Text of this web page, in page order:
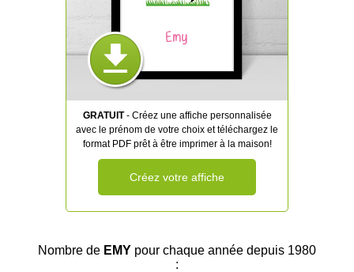
Emy
GRATUIT- Créez une affiche personnalisée
avec le prénom de votre choix et téléchargez le
format PDF prêt à être imprimer à la maison!
Créez votre affiche
Nombre de EMYpour chaque année depuis 1980
: